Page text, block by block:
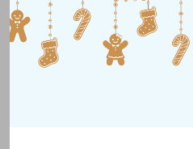
Doneer en
met een